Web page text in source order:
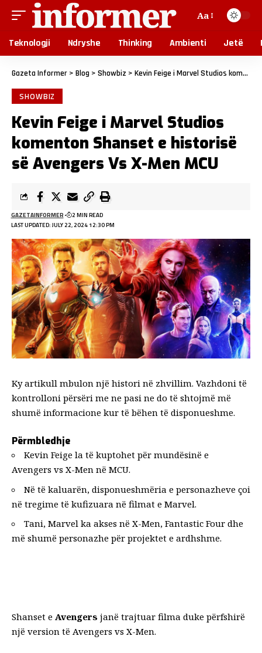
Aa
Teknologji Ndryshe Thinking Ambienti Jetë
Gazeta Informer > Blog > Showbiz > Kevin Feige i Marvel Studios komenton Shanset e historisë së Avengers Vs X-Men MCU
SHOWBIZ
Kevin Feige i Marvel Studios
komenton Shanset e historisë
së Avengers Vs X-Men MCU
LAST UPDATED: JULY 22, 2024 12:30 PM
GAZETAINFORMER 2 MIN READ
Ky artikull mbulon një histori në zhvillim. Vazhdoni të
kontrolloni përsëri me ne pasi ne do të shtojmë më
shumë informacione kur të bëhen të disponueshme.
Përmbledhje
Kevin Feige la të kuptohet për mundësinë e
Avengers vs X-Men në MCU.
Në të kaluarën, disponueshmëria e personazheve çoi
në tregime të kufizuara në filmat e Marvel.
Tani, Marvel ka akses në X-Men, Fantastic Four dhe
më shumë personazhe për projektet e ardhshme.
Shanset e Avengers janë trajtuar filma duke përfshirë
një version të Avengers vs X-Men.